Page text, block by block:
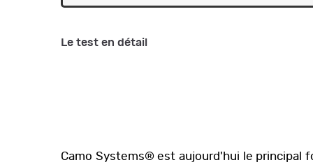
Le test en détail
Camo Systems® est aujourd'hui le principal